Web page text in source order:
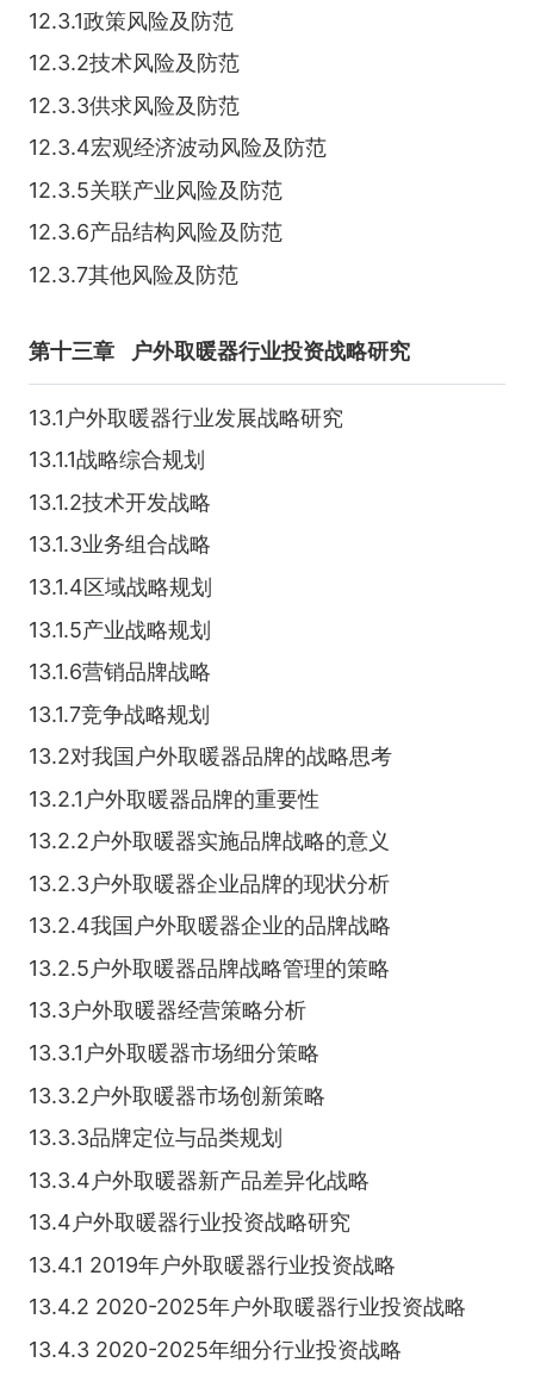
12.3.1政策风险及防范
12.3.2技术风险及防范
12.3.3供求风险及防范
12.3.4宏观经济波动风险及防范
12.3.5关联产业风险及防范
12.3.6产品结构风险及防范
12.3.7其他风险及防范
第十三章 户外取暖器行业投资战略研究
13.1户外取暖器行业发展战略研究
13.1.1战略综合规划
13.1.2技术开发战略
13.1.3业务组合战略
13.1.4区域战略规划
13.1.5产业战略规划
13.1.6营销品牌战略
13.1.7竞争战略规划
13.2对我国户外取暖器品牌的战略思考
13.2.1户外取暖器品牌的重要性
13.2.2户外取暖器实施品牌战略的意义
13.2.3户外取暖器企业品牌的现状分析
13.2.4我国户外取暖器企业的品牌战略
13.2.5户外取暖器品牌战略管理的策略
13.3户外取暖器经营策略分析
13.3.1户外取暖器市场细分策略
13.3.2户外取暖器市场创新策略
13.3.3品牌定位与品类规划
13.3.4户外取暖器新产品差异化战略
13.4户外取暖器行业投资战略研究
13.4.1 2019年户外取暖器行业投资战略
13.4.2 2020-2025年户外取暖器行业投资战略
13.4.3 2020-2025年细分行业投资战略